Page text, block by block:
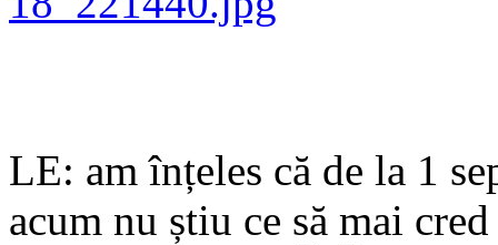
LE: am înțeles că de la 1
acum nu știu ce să mai